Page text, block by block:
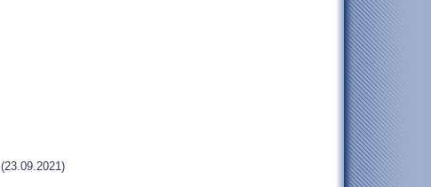
(23.09.2021)